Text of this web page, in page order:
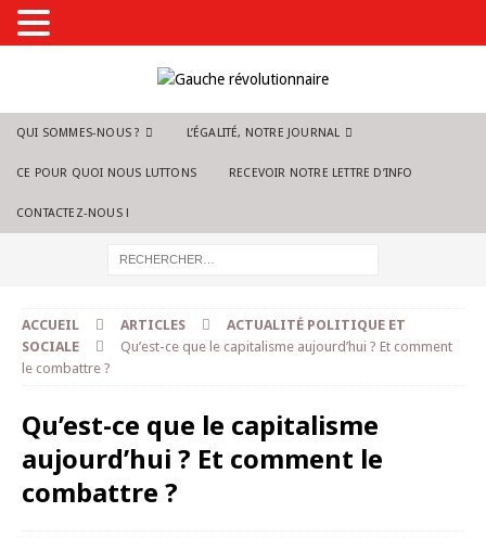
QUI SOMMES-NOUS ? L’ÉGALITÉ, NOTRE JOURNAL
CE POUR QUOI NOUS LUTTONS RECEVOIR NOTRE LETTRE D’INFO
CONTACTEZ-NOUS !
ACCUEIL ARTICLES
ACTUALITÉ POLITIQUE ET
SOCIALE
Qu’est-ce que le capitalisme aujourd’hui ? Et comment
le combattre ?
Qu’est-ce que le capitalisme
aujourd’hui ? Et comment le
combattre ?